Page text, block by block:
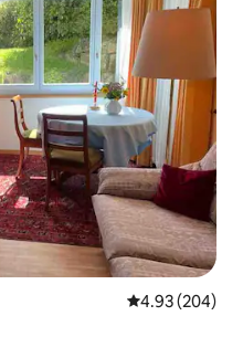
Calificación
4.93 (204)